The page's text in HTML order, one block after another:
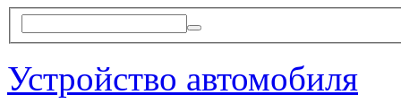
Устройство автомобиля